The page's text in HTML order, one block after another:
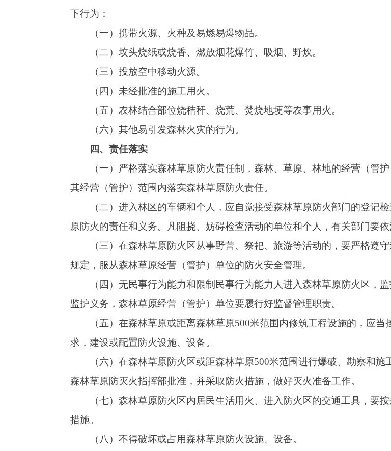
四、责任落实
（二）进入林区的车辆和个人，应自觉接受森林草原防火部门的登记检查，并负有森林草
原防火的责任和义务。凡阻挠、妨碍检查活动的单位和个人，有关部门要依法依规予以处置。
（三）在森林草原防火区从事野营、祭祀、旅游等活动的，要严格遵守森林草原防火有关
规定，服从森林草原经营（管护）单位的防火安全管理。
（五）在森林草原或距离森林草原500米范围内修筑工程设施的，应当按照森林草原防火要
求，建设或配置防火设施、设备。
（六）在森林草原防火区或距森林草原500米范围进行爆破、勘察和施工等活动，必须由市
森林草原防灭火指挥部批准，并采取防火措施，做好灭火准备工作。
（八）不得破坏或占用森林草原防火设施、设备。
（九）任何单位和个人发现森林草原火情，应当立即向当地人民政府或公安、应急、林草
等有关部门报告。
（十）各乡镇（街道）要加大宣传力度，充分利用农村广播、横幅、标语、电视、报刊、
凡在森林和草原防火禁火期违反本禁令规定的，依照《中华人民共和国森林法》《中华人
民共和国治安管理处罚法》《森林防火条例》《新疆维吾尔自治区实施<森林防火条例>办法》
《新疆维吾尔自治区草原防火实施办法》等法律法规有关规定进行处罚，造成重大损失且情节
严重的，将依法移交司法机关追究刑事责任。
阿图什市应急管理局值班电话：0908-4221023